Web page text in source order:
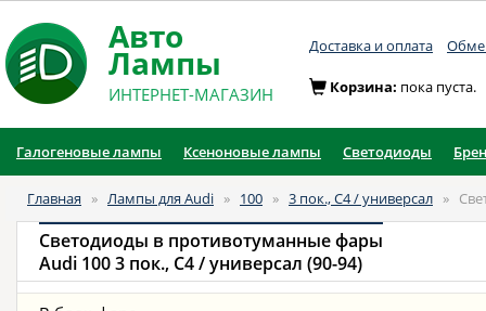
Авто
Лампы
ИНТЕРНЕТ-МАГАЗИН
Доставка и оплата
Корзина: пока пуста.
Галогеновые лампы Ксеноновые лампы Светодиоды
Главная » Лампы для Audi » 100 » 3 пок., C4 / универсал »
Светодиоды в противотуманные фары
Audi 100 3 пок., C4 / универсал (90-94)